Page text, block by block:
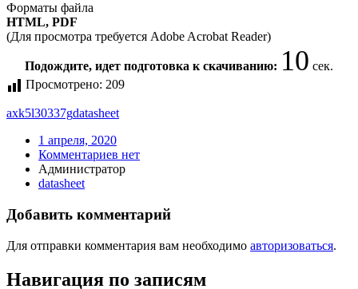
Форматы файла
HTML, PDF
(Для просмотра требуется Adobe Acrobat Reader)
Подождите, идет подготовка к скачиванию: 10 сек.
Просмотрено: 209
axk5l30337gdatasheet
1 апреля, 2020
Комментариев нет
Администратор
datasheet
Добавить комментарий
Для отправки комментария вам необходимо авторизоваться.
Навигация по записям